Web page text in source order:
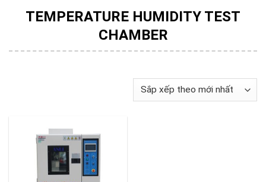
TEMPERATURE HUMIDITY TEST
CHAMBER